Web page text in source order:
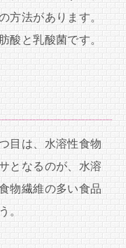
方法があります。
酸と乳酸菌です。
目は、水溶性食物
となるのが、水溶
物繊維の多い食品
。